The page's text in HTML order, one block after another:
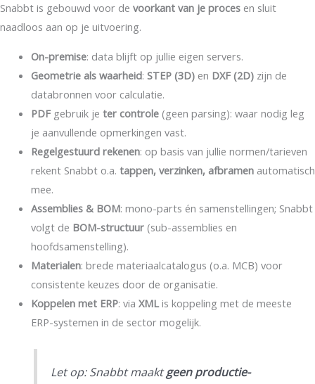
Snabbt is gebouwd voor de voorkant van je proces en sluit
naadloos aan op je uitvoering.
On-premise: data blijft op jullie eigen servers.
Geometrie als waarheid: STEP (3D)en DXF (2D)zijn de
databronnen voor calculatie.
PDFgebruik je ter controle(geen parsing): waar nodig leg
je aanvullende opmerkingen vast.
Regelgestuurd rekenen: op basis van jullie normen/tarieven
rekent Snabbt o.a. tappen, verzinken, afbramenautomatisch
mee.
Assemblies & BOM: mono-parts én samenstellingen; Snabbt
volgt de BOM-structuur(sub-assemblies en
hoofdsamenstelling).
Materialen: brede materiaalcatalogus (o.a. MCB) voor
consistente keuzes door de organisatie.
Koppelen met ERP: via XMLis koppeling met de meeste
ERP-systemen in de sector mogelijk.
Let op: Snabbt maaktgeen productie-